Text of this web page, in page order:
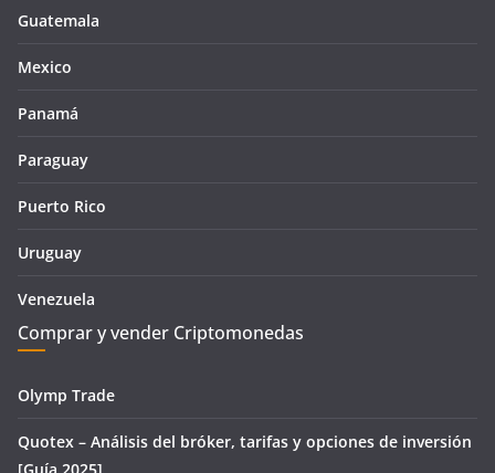
Guatemala
Mexico
Panamá
Paraguay
Puerto Rico
Uruguay
Venezuela
Comprar y vender Criptomonedas
Olymp Trade
Quotex – Análisis del bróker, tarifas y opciones de inversión